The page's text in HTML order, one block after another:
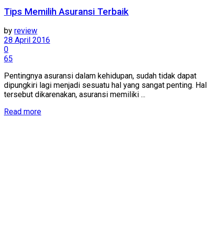
Tips Memilih Asuransi Terbaik
by review
28 April 2016
0
65
Pentingnya asuransi dalam kehidupan, sudah tidak dapat
dipungkiri lagi menjadi sesuatu hal yang sangat penting. Hal
tersebut dikarenakan, asuransi memiliki ...
Read moreDetails